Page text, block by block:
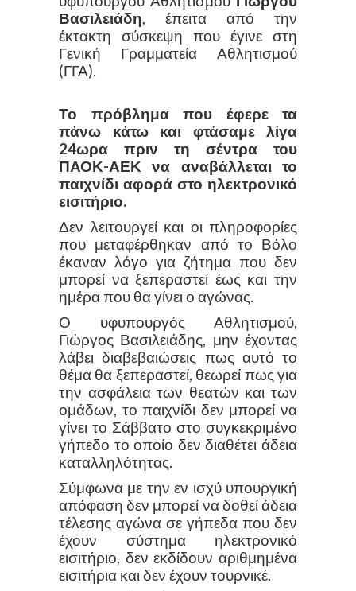
Βασιλειάδη, έπειτα από την
έκτακτη σύσκεψη που έγινε στη
Γενική Γραμματεία Αθλητισμού
(ΓΓΑ).
Το πρόβλημα που έφερε τα
πάνω κάτω και φτάσαμε λίγα
24ωρα πριν τη σέντρα του
ΠΑΟΚ-ΑΕΚ να αναβάλλεται το
παιχνίδι αφορά στο ηλεκτρονικό
εισιτήριο.
Δεν λειτουργεί και οι πληροφορίες
που μεταφέρθηκαν από το Βόλο
έκαναν λόγο για ζήτημα που δεν
μπορεί να ξεπεραστεί έως και την
ημέρα που θα γίνει ο αγώνας.
Ο υφυπουργός Αθλητισμού,
Γιώργος Βασιλειάδης, μην έχοντας
λάβει διαβεβαιώσεις πως αυτό το
θέμα θα ξεπεραστεί, θεωρεί πως για
την ασφάλεια των θεατών και των
ομάδων, το παιχνίδι δεν μπορεί να
γίνει το Σάββατο στο συγκεκριμένο
γήπεδο το οποίο δεν διαθέτει άδεια
καταλληλότητας.
Σύμφωνα με την εν ισχύ υπουργική
απόφαση δεν μπορεί να δοθεί άδεια
τέλεσης αγώνα σε γήπεδα που δεν
έχουν σύστημα ηλεκτρονικό
εισιτήριο, δεν εκδίδουν αριθμημένα
εισιτήρια και δεν έχουν τουρνικέ.